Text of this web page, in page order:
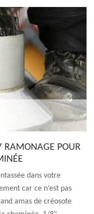
RAMONAGE POUR
dans votre
car ce n’est pas
amas de créosote